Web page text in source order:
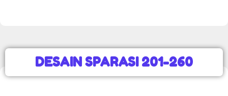
DESAIN SPARASI 201-260